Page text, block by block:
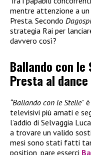
mentre attenzione a
Presta. Secondo
strategia Rai per
davvero così?
Ballando con le
Presta al dance
“Ballando con le Stelle”
televisivi più amati e
l’addio di Selvaggia
a trovare un valido
mesi sono stati fatti
position, pare esserci